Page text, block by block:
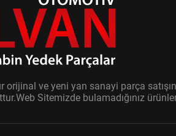
ve yeni yan sanayi parça
Sitemizde bulamadığınız